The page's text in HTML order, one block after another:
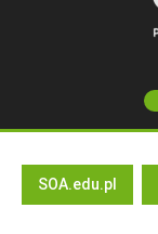
SOA.edu.pl